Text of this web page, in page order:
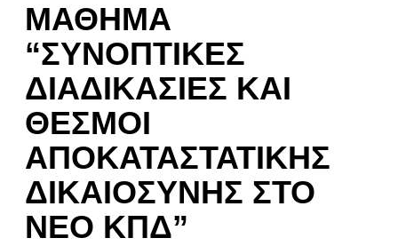
ΜΑΘΗΜΑ
“ΣΥΝΟΠΤΙΚΕΣ
ΔΙΑΔΙΚΑΣΙΕΣ ΚΑΙ
ΘΕΣΜΟΙ
ΑΠΟΚΑΤΑΣΤΑΤΙΚΗΣ
ΔΙΚΑΙΟΣΥΝΗΣ ΣΤΟ
ΝΕΟ ΚΠΔ”